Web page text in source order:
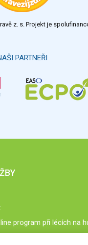
z. s. Projekt je
PARTNEŘI
program při lécích na